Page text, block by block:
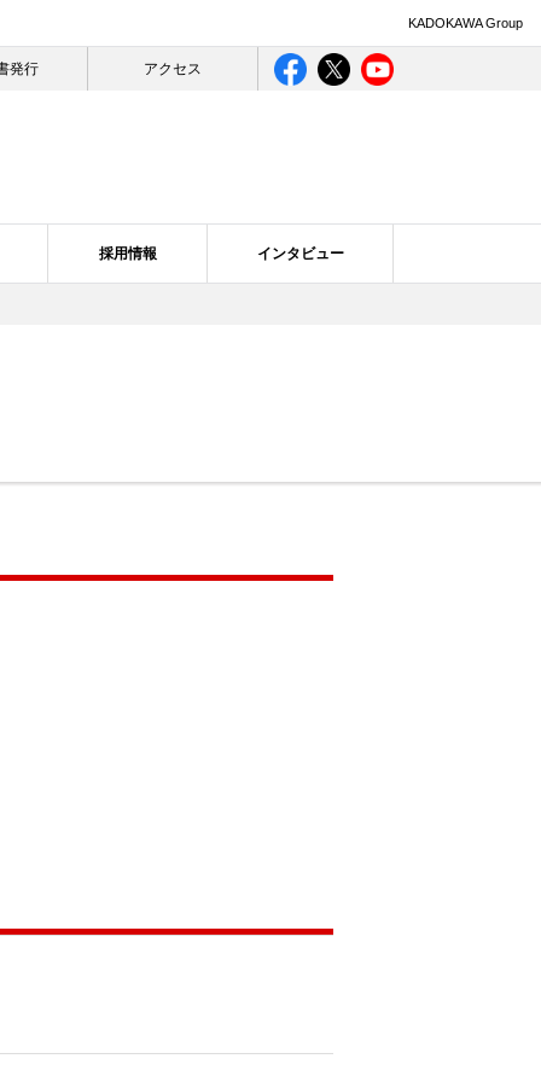
KADOKAWA Group
発行 アクセス
採用情報 インタビュー